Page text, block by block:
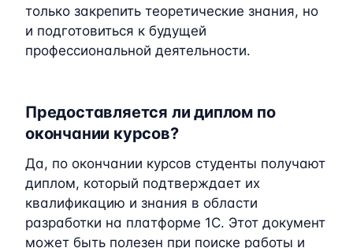
только закрепить теоретические знания, но
и подготовиться к будущей
профессиональной деятельности.
Предоставляется ли диплом по
окончании курсов?
Да, по окончании курсов студенты получают
диплом, который подтверждает их
квалификацию и знания в области
разработки на платформе 1C. Этот документ
может быть полезен при поиске работы и